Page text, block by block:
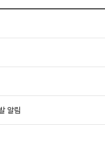
알림